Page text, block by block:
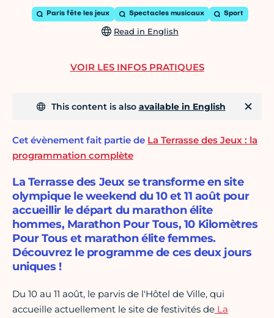
Paris fête les jeux Spectacles musicaux Sport
Read in English
This content is also available in English
Cet évènement fait partie de La Terrasse des Jeux : la
programmation complète
La Terrasse des Jeux se transforme en site
olympique le weekend du 10 et 11 août pour
accueillir le départ du marathon élite
hommes, Marathon Pour Tous, 10 Kilomètres
Pour Tous et marathon élite femmes.
Découvrez le programme de ces deux jours
uniques !
Du 10 au 11 août, le parvis de l'Hôtel de Ville, qui
accueille actuellement le site de festivités de La
VOIR LES INFOS PRATIQUES